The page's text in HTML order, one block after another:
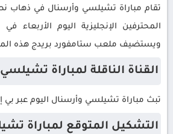
تقام مباراة تشيلسي وأرسنال في ذهاب
المحترفين الإنجليزية اليوم الأربعاء
ويستضيف ملعب ستامفورد بريدج هذه
القناة الناقلة لمباراة
تبث مباراة تشيلسي وأرسنال اليوم عبر
التشكيل المتوقع لمباراة